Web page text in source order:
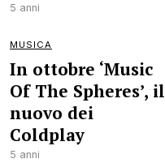
5 anni
MUSICA
In ottobre ‘Music
Of The Spheres’, il
nuovo dei
Coldplay
5 anni